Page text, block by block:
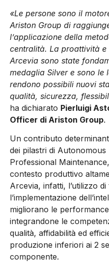
«Le persone sono il
Ariston Group di
l’applicazione della
centralità. La proattività
Arcevia sono state
medaglia Silver e sono le
rendono possibili nuovi
qualità, sicurezza,
ha dichiarato Pierluigi
Officer di Ariston Group.
Un contributo
dei pilastri di Autonomous
Professional
contesto produttivo
Arcevia, infatti, l’utilizzo
l’implementazione
migliorano le
integrandone le
qualità, affidabilità ed
produzione inferiori ai 2
componente.